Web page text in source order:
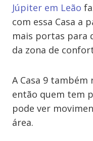
Júpiter em Leão
com essa Casa a
mais portas para
da zona de
A Casa 9
então quem tem
pode ver
área.